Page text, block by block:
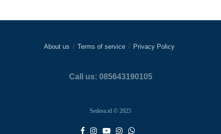
About us Terms of service Privacy Policy
Call us: 085643190105
Sedesa.id © 2025